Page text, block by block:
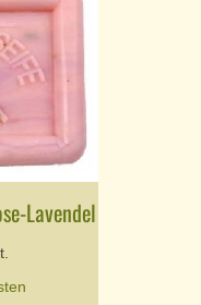
Lavendel